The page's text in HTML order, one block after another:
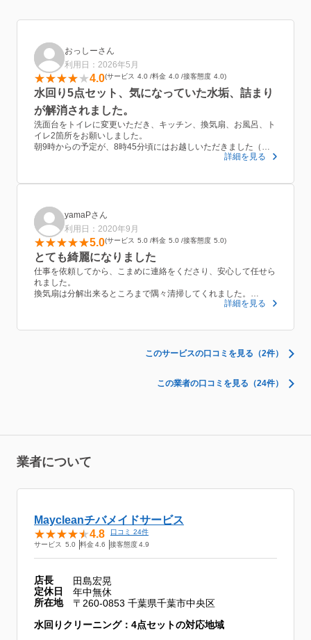
おっしーさん
利用日：2026年5月
4.0 サービス 4.0 料金 4.0 接客態度 4.0
水回り5点セット、気になっていた水垢、詰まり
が解消されました。
洗面台をトイレに変更いただき、キッチン、換気扇、お風呂、ト
イレ2箇所をお願いしました。
朝9時からの予定が、8時45分頃にはお越しいただきました（子
供の送迎で少しお待たせしてしまいました。申し訳ありませ
していただきました。
特にお風呂は椅子や洗面器等までピカピカになっていました。
男女お二人でお越しいただけだため、安心して作業をお願いする
ことができました。
ありがとうございました。
詳細を見る
yamaPさん
利用日：2020年9月
5.0 サービス 5.0 料金 5.0 接客態度 5.0
とても綺麗になりました
仕事を依頼してから、こまめに連絡をくださり、安心して任せら
れました。
換気扇は分解出来るところまで隅々清掃してくれました。
詳細を見る
このサービスの口コミを見る（2件）
この業者の口コミを見る（24件）
業者について
Maycleanチバメイドサービス
4.8
口コミ 24件
サービス
5.0 料金4.6 接客態度4.9
店長
田島宏晃
定休日
年中無休
所在地
〒260-0853 千葉県千葉市中央区
水回りクリーニング：4点セットの対応地域